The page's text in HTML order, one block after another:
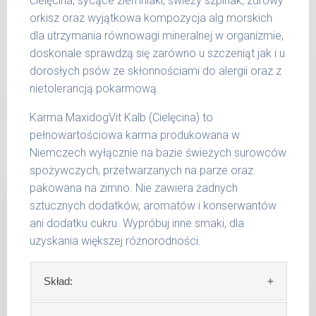
Waga netto/Nr art.: 200 g/1003 | 400
g/1019 | 800 g/1027
orkisz oraz wyjątkowa kompozycja alg morskich
dla utrzymania równowagi mineralnej w organizmie,
doskonale sprawdzą się zarówno u szczeniąt jak i u
dorosłych psów ze skłonnościami do alergii oraz z
nietolerancją pokarmową.
Karma MaxidogVit Kalb (Cielęcina) to
pełnowartościowa karma produkowana w
Niemczech wyłącznie na bazie świeżych surowców
spożywczych, przetwarzanych na parze oraz
pakowana na zimno. Nie zawiera żadnych
sztucznych dodatków, aromatów i konserwantów
ani dodatku cukru. Wypróbuj inne smaki, dla
uzyskania większej różnorodności.
Skład: